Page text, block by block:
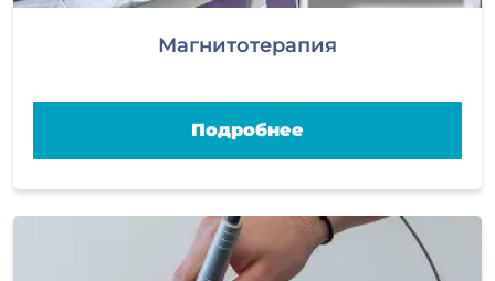
Магнитотерапия
Подробнее